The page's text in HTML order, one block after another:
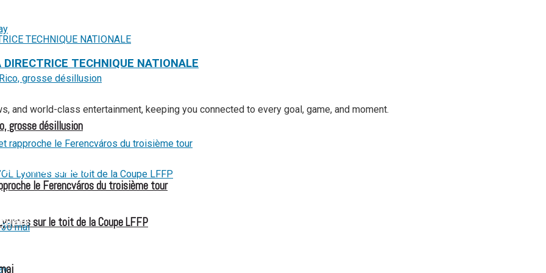
grosse désillusion
sur le toit de la Coupe LFFP
le Ferencváros du troisième tour
TECHNIQUE NATIONALE
and world-class entertainment, keeping you connected to every goal, game, and moment.
et les interrogations
de transparence